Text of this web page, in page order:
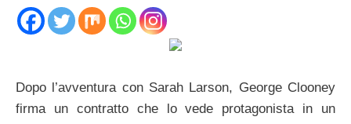
Dopo l’avventura con Sarah Larson, George Clooney
firma un contratto che lo vede protagonista in un